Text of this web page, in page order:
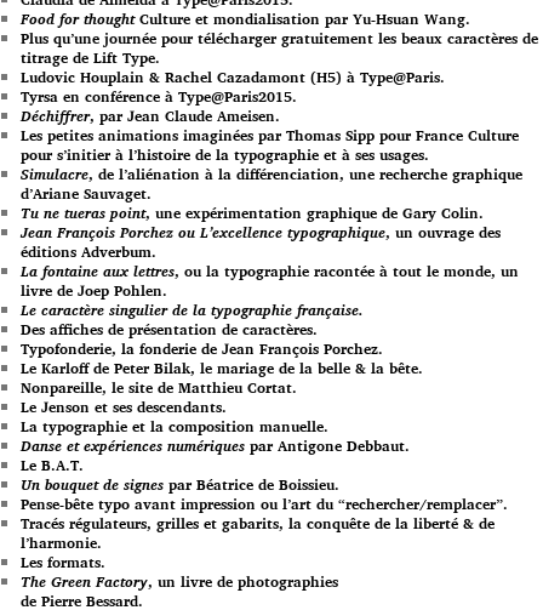
Food for thoughtCulture et mondialisation par Yu-Hsuan Wang.
Plus qu’une journée pour télécharger gratuitement les beaux caractères de
titrage de Lift Type.
Ludovic Houplain & Rachel Cazadamont (H5) à Type@Paris.
Tyrsa en conférence à Type@Paris2015.
Déchiffrer, par Jean Claude Ameisen.
Les petites animations imaginées par Thomas Sipp pour France Culture
pour s’initier à l’histoire de la typographie et à ses usages.
Simulacre, de l’aliénation à la différenciation, une recherche graphique
d’Ariane Sauvaget.
Tu ne tueras point, une expérimentation graphique de Gary Colin.
Jean François Porchez ou L’excellence typographique, un ouvrage des
éditions Adverbum.
La fontaine aux lettres, ou la typographie racontée à tout le monde, un
livre de Joep Pohlen.
Le caractère singulier de la typographie française.
Des affiches de présentation de caractères.
Typofonderie, la fonderie de Jean François Porchez.
Le Karloff de Peter Bilak, le mariage de la belle & la bête.
Nonpareille, le site de Matthieu Cortat.
Le Jenson et ses descendants.
La typographie et la composition manuelle.
Danse et expériences numériques par Antigone Debbaut.
Le B.A.T.
Un bouquet de signes par Béatrice de Boissieu.
Pense-bête typo avant impression ou l’art du “rechercher/remplacer”.
Tracés régulateurs, grilles et gabarits, la conquête de la liberté & de
l’harmonie.
Les formats.
The Green Factory, un livre de photographies
de Pierre Bessard.